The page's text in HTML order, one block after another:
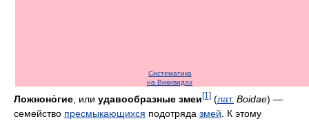
Систематика
на Викивидах
Ложноно́гие , или удавообразные змеи[1] (лат. Boidae) —
семейство пресмыкающихся подотряда змей . К этому